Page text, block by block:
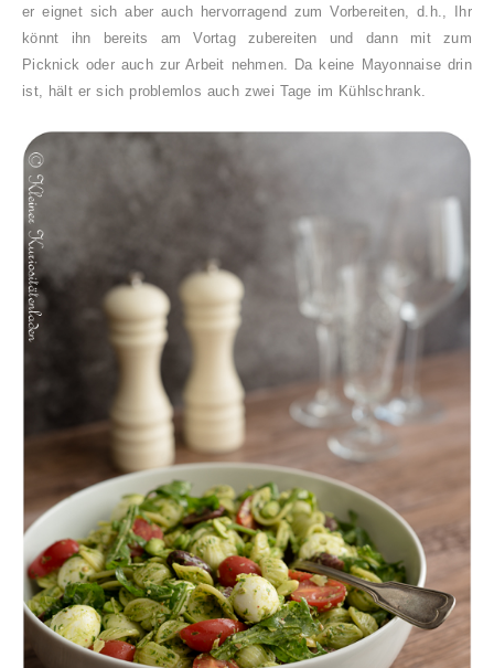
er eignet sich aber auch hervorragend zum Vorbereiten, d.h., Ihr
könnt ihn bereits am Vortag zubereiten und dann mit zum
Picknick oder auch zur Arbeit nehmen. Da keine Mayonnaise drin
ist, hält er sich problemlos auch zwei Tage im Kühlschrank.